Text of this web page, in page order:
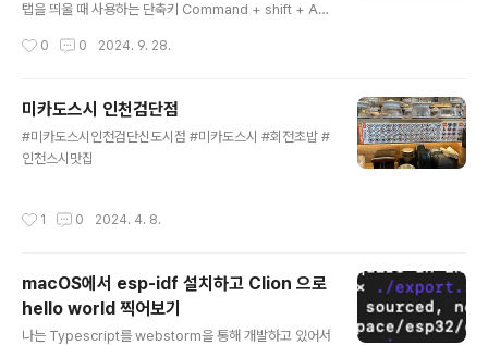
탭을 띄울 때 사용하는 단축키 Command + shift + A를
다. 해서 키보드 단축키를 다 찾아봤더니 설정에 있었
단축키 선택서비스탭 > 텍스트 > 터미널에서 man 페이지
인덱스 검색
0 0 2024. 9. 28.
미카도스시 인천검단점
#미카도스시인천검단신도시점 #미카도스시 #회전초밥 #
인천스시맛집
1 0 2024. 4. 8.
macOS에서 esp-idf 설치하고 Clion 으로
hello world 찍어보기
나는 Typescript를 webstorm을 통해 개발하고 있어서